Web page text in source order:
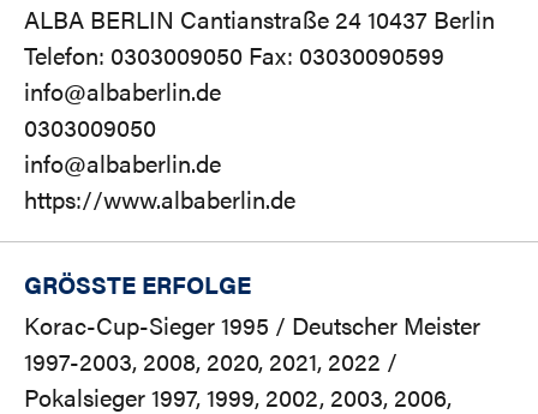
ALBA BERLIN Cantianstraße 24 10437 Berlin
Telefon: 0303009050 Fax: 03030090599
info@albaberlin.de
0303009050
info@albaberlin.de
https://www.albaberlin.de
GRÖSSTE ERFOLGE
Korac-Cup-Sieger 1995 / Deutscher Meister
1997-2003, 2008, 2020, 2021, 2022 /
Pokalsieger 1997, 1999, 2002, 2003, 2006,